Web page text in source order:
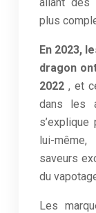
plus
En 2023,
dragon
2022 , et
dans les
lui-
saveurs
du
Les